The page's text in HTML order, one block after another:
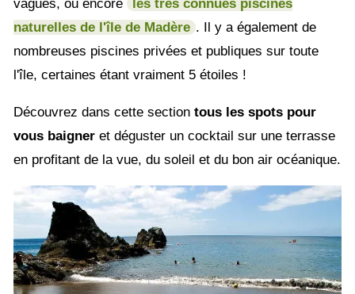
vagues, ou encore
les très connues piscines
naturelles de l'île de Madère . Il y a également de
nombreuses piscines privées et publiques sur toute
l'île, certaines étant vraiment 5 étoiles !
Découvrez dans cette sectiontous les spots pour
vous baigner et déguster un cocktail sur une terrasse
en profitant de la vue, du soleil et du bon air océanique.